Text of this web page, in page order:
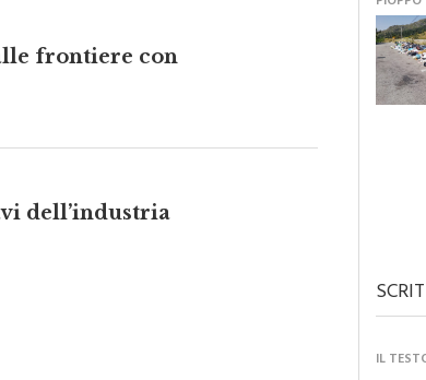
frontiere con
dell’industria
PIOPPO